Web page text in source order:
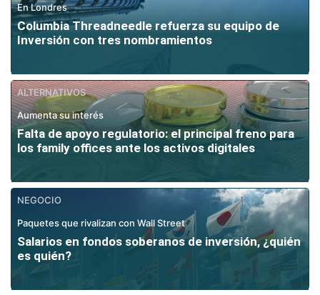
En Londres
Columbia Threadneedle refuerza su equipo de
Inversión con tres nombramientos
ALTERNATIVOS
Aumenta su interés
Falta de apoyo regulatorio: el principal freno para
los family offices ante los activos digitales
NEGOCIO
Paquetes que rivalizan con Wall Street
Salarios en fondos soberanos de inversión, ¿quién
es quién?